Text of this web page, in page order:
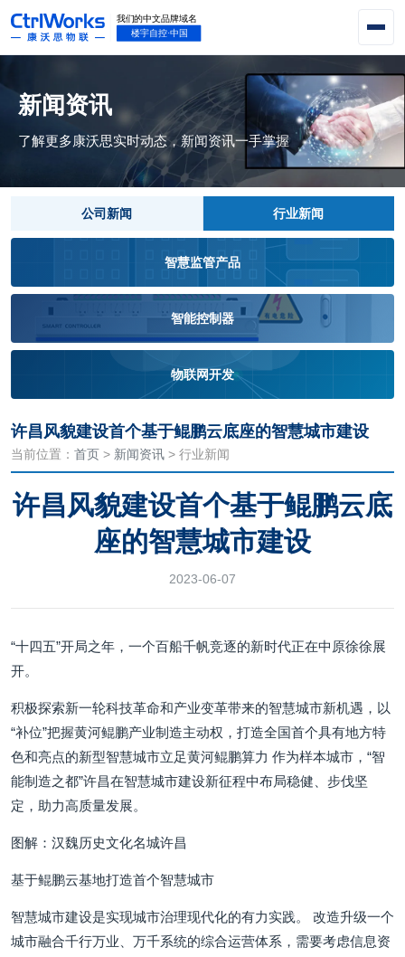
新闻资讯
了解更多康沃思实时动态，新闻资讯一手掌握
公司新闻 行业新闻
智慧监管产品
智能控制器
物联网开发
许昌风貌建设首个基于鲲鹏云底座的智慧城市建设
当前位置： 首页 > 新闻资讯 > 行业新闻
许昌风貌建设首个基于鲲鹏云底
座的智慧城市建设
2023-06-07
“十四五”开局之年，一个百船千帆竞逐的新时代正在中原徐徐展
开。
积极探索新一轮科技革命和产业变革带来的智慧城市新机遇，以
“补位”把握黄河鲲鹏产业制造主动权，打造全国首个具有地方特
色和亮点的新型智慧城市立足黄河鲲鹏算力 作为样本城市，“智
能制造之都”许昌在智慧城市建设新征程中布局稳健、步伐坚
定，助力高质量发展。
图解：汉魏历史文化名城许昌
基于鲲鹏云基地打造首个智慧城市
智慧城市建设是实现城市治理现代化的有力实践。 改造升级一个
城市融合千行万业、万千系统的综合运营体系，需要考虑信息资